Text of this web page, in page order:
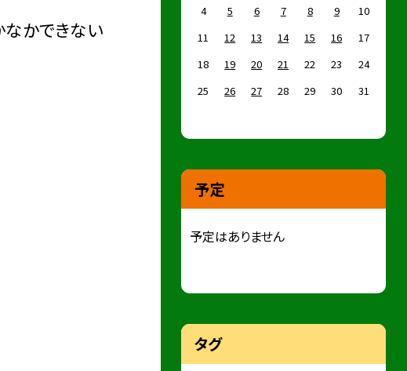
かできない
4
5 6 7 8 9
10
11
12 13 14 15 16
17
18
19 20 21 22 23
24
25
26 27 28 29 30 31
予定
予定はありません
タグ